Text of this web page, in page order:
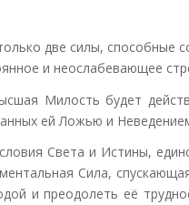
две силы, способные
и неослабевающее
Милость будет
ей Ложью и
Света и Истины,
Сила,
и преодолеть её